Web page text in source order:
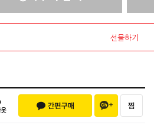
선물하기